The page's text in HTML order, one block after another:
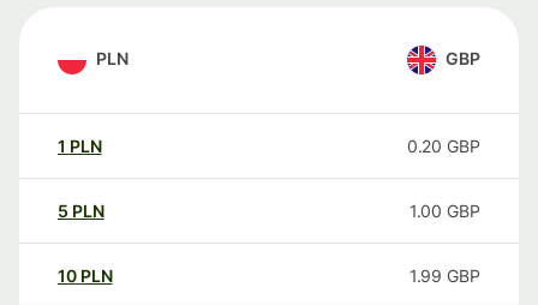
PLN GBP
1 PLN 0.20 GBP
5 PLN 1.00 GBP
10 PLN 1.99 GBP